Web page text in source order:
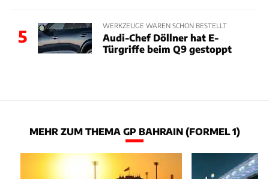
5
WERKZEUGE WAREN SCHON BESTELLT
Audi-Chef Döllner hat E-
Türgriffe beim Q9 gestoppt
MEHR ZUM THEMA GP BAHRAIN (FORMEL 1)